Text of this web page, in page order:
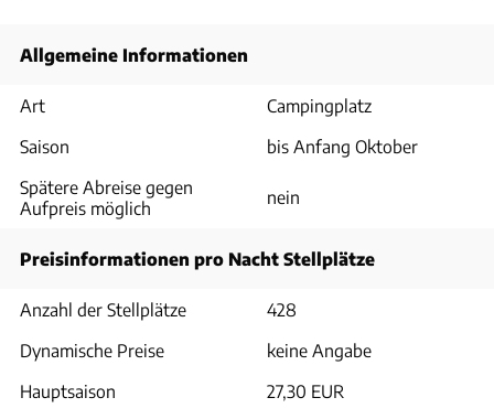
Allgemeine Informationen
Art
Campingplatz
Saison
bis Anfang Oktober
Spätere Abreise gegen
Aufpreis möglich
nein
Preisinformationen pro Nacht Stellplätze
Anzahl der Stellplätze
428
Dynamische Preise
keine Angabe
Hauptsaison
27,30 EUR